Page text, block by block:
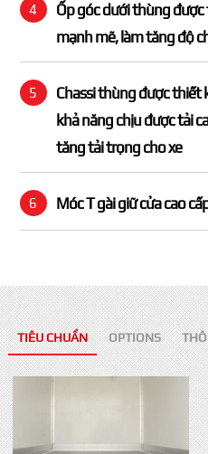
4
Ốp góc dưới thùng
mạnh mẽ, làm tăng độ
5
Chassi thùng được thiết
khả năng chịu được tải
tăng tải trọng cho xe
6 Móc T gài giữ cửa cao
TIÊU CHUẨN OPTIONS